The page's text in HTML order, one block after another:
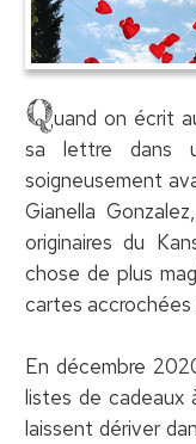
Quand on écrit
sa lettre dans
soigneusement
Gianella
originaires du
chose de plus
cartes accrochées
En décembre
listes de cadeaux
laissent dériver